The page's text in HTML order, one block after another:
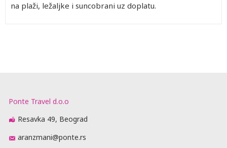
na plaži, ležaljke i suncobrani uz doplatu.
Ponte Travel d.o.o
Resavka 49, Beograd
aranzmani@ponte.rs